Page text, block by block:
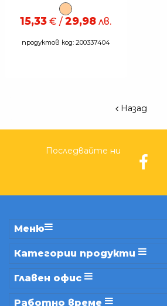
15,33 € / 29,98 лв.
продуктов код: 200337404
Назад
Последвайте ни
Меню
Категории продукти
Главен офис
Работно време